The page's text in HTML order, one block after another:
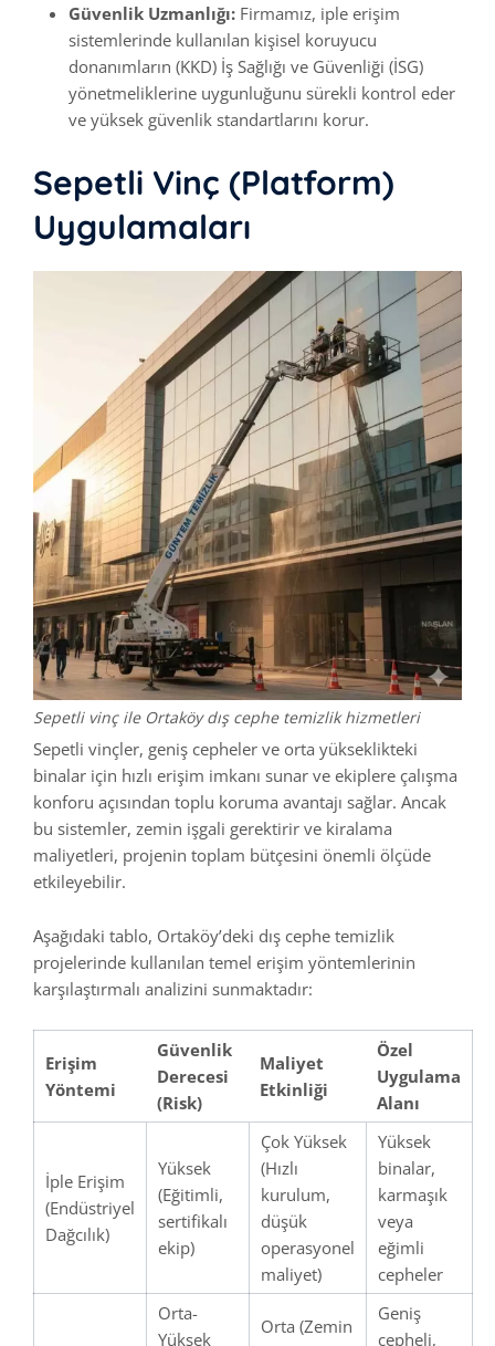
Güvenlik Uzmanlığı: Firmamız, iple erişim
sistemlerinde kullanılan kişisel koruyucu
donanımların (KKD) İş Sağlığı ve Güvenliği (İSG)
yönetmeliklerine uygunluğunu sürekli kontrol eder
ve yüksek güvenlik standartlarını korur.
Sepetli Vinç (Platform)
Uygulamaları
Sepetli vinç ile Ortaköy dış cephe temizlik hizmetleri
Sepetli vinçler, geniş cepheler ve orta yükseklikteki
binalar için hızlı erişim imkanı sunar ve ekiplere çalışma
konforu açısından toplu koruma avantajı sağlar. Ancak
bu sistemler, zemin işgali gerektirir ve kiralama
maliyetleri, projenin toplam bütçesini önemli ölçüde
etkileyebilir.
Aşağıdaki tablo, Ortaköy’deki dış cephe temizlik
projelerinde kullanılan temel erişim yöntemlerinin
karşılaştırmalı analizini sunmaktadır:
Erişim
Yöntemi
Güvenlik
Derecesi
(Risk)
Maliyet
Etkinliği
Özel
Uygulama
Alanı
İple Erişim
(Endüstriyel
Dağcılık)
Yüksek
(Eğitimli,
sertifikalı
ekip)
Çok Yüksek
(Hızlı
kurulum,
düşük
operasyonel
maliyet)
Yüksek
binalar,
karmaşık
veya
eğimli
cepheler
Orta-
Yüksek
Orta (Zemin
Geniş
cepheli,